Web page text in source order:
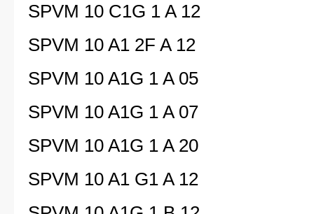
SPVM 10 C1G 1 A 12
SPVM 10 A1 2F A 12
SPVM 10 A1G 1 A 05
SPVM 10 A1G 1 A 07
SPVM 10 A1G 1 A 20
SPVM 10 A1 G1 A 12